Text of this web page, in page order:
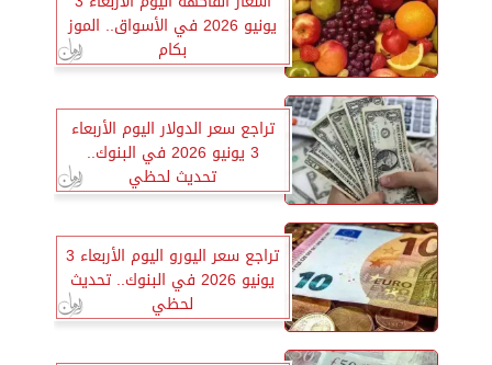
يونيو 2026 في الأسواق.. الموز
بكام
تراجع سعر الدولار اليوم الأربعاء
3 يونيو 2026 في البنوك..
تحديث لحظي
تراجع سعر اليورو اليوم الأربعاء 3
يونيو 2026 في البنوك.. تحديث
لحظي